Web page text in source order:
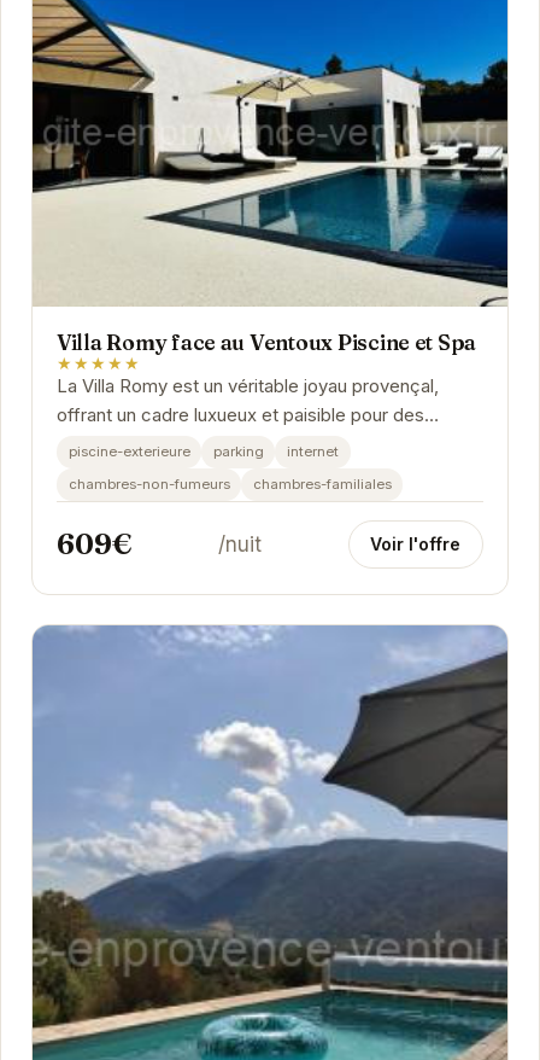
Villa Romy face au Ventoux Piscine et Spa
★★★★★
La Villa Romy est un véritable joyau provençal,
offrant un cadre luxueux et paisible pour des
vacances inoubliables. Avec sa piscine privée,
piscine-exterieure parking
internet
chambres-non-fumeurs
chambres-familiales
609€ /nuit Voir l'offre